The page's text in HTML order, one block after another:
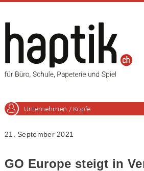
Unternehmen / Köpfe
21. September 2021
GO Europe steigt in